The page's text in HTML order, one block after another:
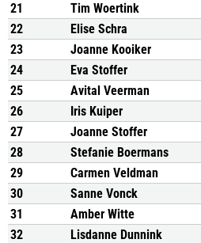
21
Tim Woertink
22
Elise Schra
23
Joanne Kooiker
24
Eva Stoffer
25
Avital Veerman
26
Iris Kuiper
27
Joanne Stoffer
28
Stefanie Boermans
29
Carmen Veldman
30
Sanne Vonck
31
Amber Witte
32
Lisdanne Dunnink